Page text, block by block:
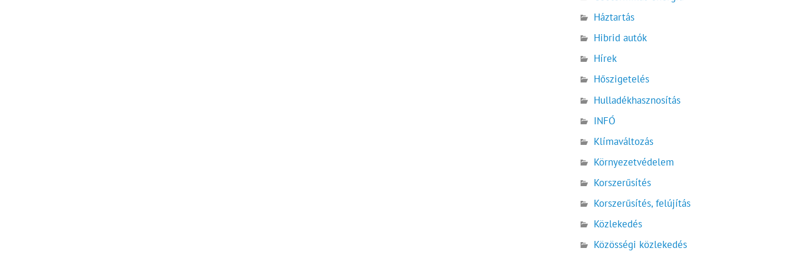
Háztartás
Hibrid autók
Hírek
Hőszigetelés
Hulladékhasznosítás
INFÓ
Klímaváltozás
Környezetvédelem
Korszerűsítés
Korszerűsítés, felújítás
Közlekedés
Közösségi közlekedés